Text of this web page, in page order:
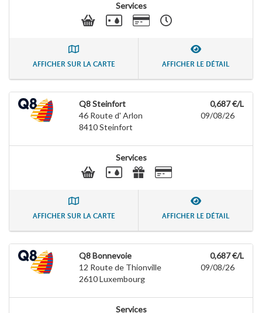
Services
AFFICHER SUR LA CARTE AFFICHER LE DÉTAIL
Q8 Steinfort
46 Route d' Arlon
8410Steinfort
0,687 €/L
09/08/26
Services
AFFICHER SUR LA CARTE AFFICHER LE DÉTAIL
Q8 Bonnevoie
12 Route de Thionville
2610Luxembourg
0,687 €/L
09/08/26
Services